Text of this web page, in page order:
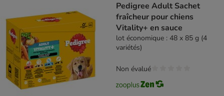
Pedigree Adult Sachet
fraîcheur pour chiens
Vitality+ en sauce
lot économique : 48 x 85 g (4
variétés)
Non évalué